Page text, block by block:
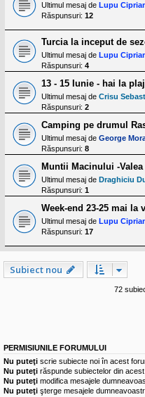
Ultimul mesaj de Lupu
Răspunsuri: 12
Turcia la inceput de
Ultimul mesaj de Lupu
Răspunsuri: 4
13 - 15 Iunie - hai la
Ultimul mesaj de Crisu
Răspunsuri: 2
Camping pe drumul
Ultimul mesaj de George
Răspunsuri: 8
Muntii Macinului -
Ultimul mesaj de Draghiciu
Răspunsuri: 1
Week-end 23-25 mai
Ultimul mesaj de Lupu
Răspunsuri: 17
Subiect nou
72
PERMISIUNILE FORUMULUI
Nu puteţi scrie subiecte noi în acest
Nu puteţi răspunde subiectelor din
Nu puteţi modifica mesajele
Nu puteţi şterge mesajele